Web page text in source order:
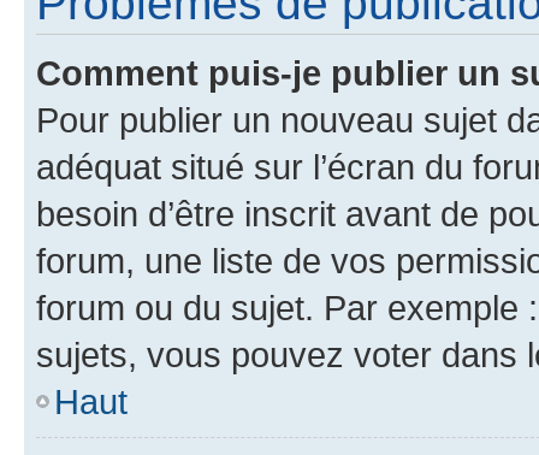
Comment puis-je publier un
Pour publier un nouveau sujet
adéquat situé sur l’écran du
besoin d’être inscrit avant de
forum, une liste de vos
forum ou du sujet. Par exemple
sujets, vous pouvez voter dans
Haut